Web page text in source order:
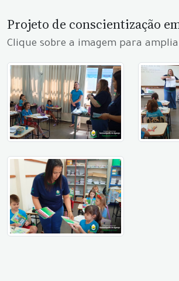
Projeto de conscientização
Clique sobre a imagem para